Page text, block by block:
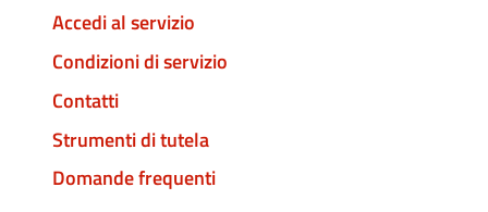
Accedi al servizio
Condizioni di servizio
Contatti
Strumenti di tutela
Domande frequenti